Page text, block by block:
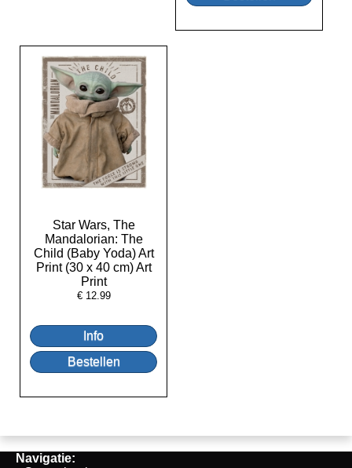
Star Wars, The
Mandalorian: The
Child (Baby Yoda) Art
Print (30 x 40 cm) Art
Print
€ 12.99
Navigatie: